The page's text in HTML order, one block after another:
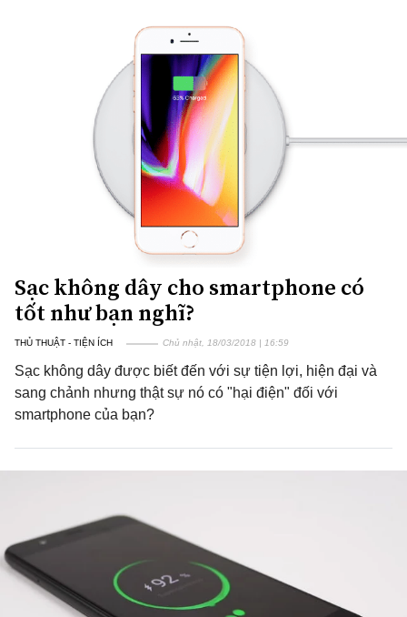
Sạc không dây cho smartphone có
tốt như bạn nghĩ?
THỦ THUẬT - TIỆN ÍCH Chủ nhật, 18/03/2018 | 16:59
Sạc không dây được biết đến với sự tiện lợi, hiện đại và
sang chảnh nhưng thật sự nó có "hại điện" đối với
smartphone của bạn?